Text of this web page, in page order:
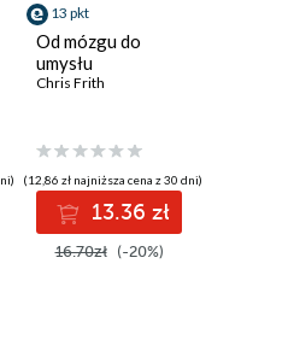
Fletcher
13 pkt
Od mózgu do
umysłu
Chris Frith
(12,86 zł najniższa cena z 30 dni)
13.36 zł
16.70zł (-20%)